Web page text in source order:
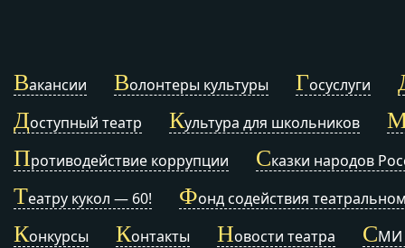
Вакансии Волонтеры культуры Госуслуги
Доступный театр Культура для школьников
Противодействие коррупции Сказки народов
Театру кукол — 60! Фонд содействия
Конкурсы Контакты Новости театра СМИ